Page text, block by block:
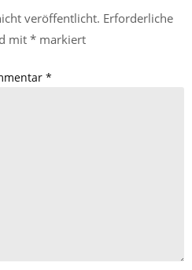
veröffentlicht. Erforderliche
mit * markiert
*